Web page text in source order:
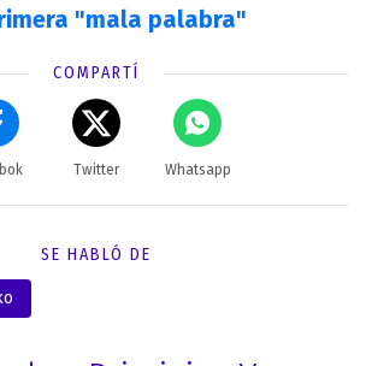
"mala palabra"
COMPARTÍ
Twitter Whatsapp
SE HABLÓ DE